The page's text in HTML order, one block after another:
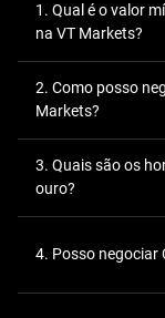
1. Qual é o valor
na VT Markets?
2. Como posso
Markets?
3. Quais são os
ouro?
4. Posso negociar